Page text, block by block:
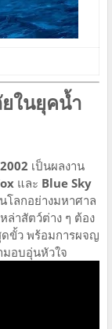
ในยุคน้ำ
2002 เป็นผลงาน
และ Blue Sky
โลกอย่างมหาศาล
ล่าสัตว์ต่าง ๆ ต้อง
ขั้ว พร้อมการผจญ
มอบอุ่นหัวใจ